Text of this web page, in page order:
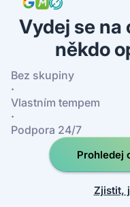
Vydej se na
někdo
Bez skupiny
·
Vlastním tempem
·
Podpora 24/7
Prohledej
Zjistit,